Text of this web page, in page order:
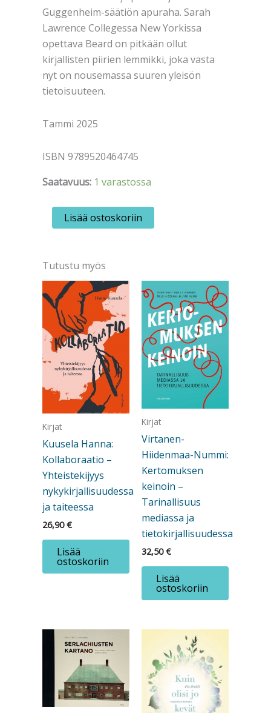
Guggenheim-säätiön apuraha. Sarah
Lawrence Collegessa New Yorkissa
opettava Beard on pitkään ollut
kirjallisten piirien lemmikki, joka vasta
nyt on nousemassa suuren yleisön
tietoisuuteen.
Tammi 2025
ISBN 9789520464745
Saatavuus: 1 varastossa
Beard,
määrä
Lisää ostoskoriin
Tutustu myös
Kirjat
Kuusela Hanna:
Kollaboraatio –
Yhteistekijyys
nykykirjallisuudessa
ja taiteessa
26,90€
Lisää
ostoskoriin
Kirjat
Virtanen-
Hiidenmaa-Nummi:
Kertomuksen
keinoin –
Tarinallisuus
mediassa ja
tietokirjallisuudessa
32,50€
Lisää
ostoskoriin